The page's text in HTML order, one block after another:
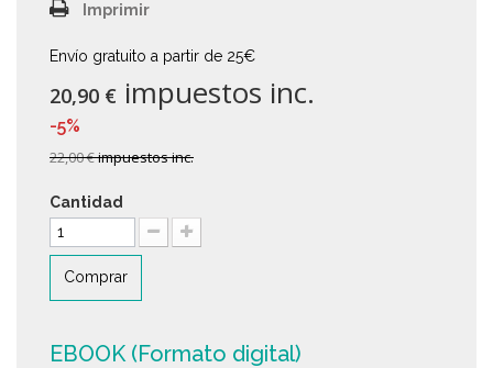
Imprimir
Envío gratuito a partir de 25€
20,90 € impuestos inc.
-5%
22,00 €impuestos inc.
Cantidad
Comprar
EBOOK (Formato digital)